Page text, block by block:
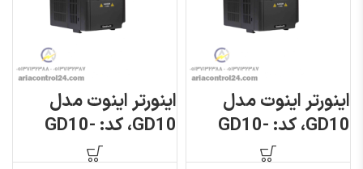
اینورتر اینوت مدل
GD10، کد: GD10-
1R5G-4-B
اینورتر اینوت مدل
GD10، کد: GD10-
1R5G-S2-B